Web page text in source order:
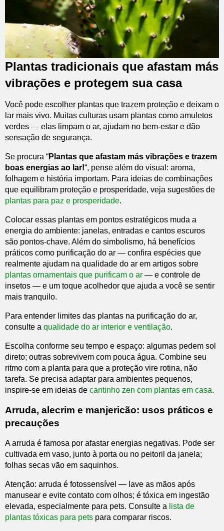
Plantas tradicionais que afastam más
vibrações e protegem sua casa
Você pode escolher plantas que trazem proteção e deixam o
lar mais vivo. Muitas culturas usam plantas como amuletos
verdes — elas limpam o ar, ajudam no bem-estar e dão
sensação de segurança.
Se procura “Plantas que afastam más vibrações e trazem
boas energias ao lar!“, pense além do visual: aroma,
folhagem e história importam. Para ideias de combinações
que equilibram proteção e prosperidade, veja sugestões de
plantas para paz e prosperidade.
Colocar essas plantas em pontos estratégicos muda a
energia do ambiente: janelas, entradas e cantos escuros
são pontos-chave. Além do simbolismo, há benefícios
práticos como purificação do ar — confira espécies que
realmente ajudam na qualidade do ar em artigos sobre
plantas ornamentais que purificam o ar — e controle de
insetos — e um toque acolhedor que ajuda a você se sentir
mais tranquilo.
Para entender limites das plantas na purificação do ar,
consulte a qualidade do ar interior e ventilação.
Escolha conforme seu tempo e espaço: algumas pedem sol
direto; outras sobrevivem com pouca água. Combine seu
ritmo com a planta para que a proteção vire rotina, não
tarefa. Se precisa adaptar para ambientes pequenos,
inspire-se em ideias de cantinho zen com plantas em casa.
Arruda, alecrim e manjericão: usos práticos e
precauções
A arruda é famosa por afastar energias negativas. Pode ser
cultivada em vaso, junto à porta ou no peitoril da janela;
folhas secas vão em saquinhos.
Atenção: arruda é fotossensível — lave as mãos após
manusear e evite contato com olhos; é tóxica em ingestão
elevada, especialmente para pets. Consulte a lista de
plantas tóxicas para pets para comparar riscos.